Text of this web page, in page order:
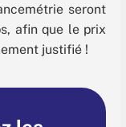
seront
afin que le prix
justifié !